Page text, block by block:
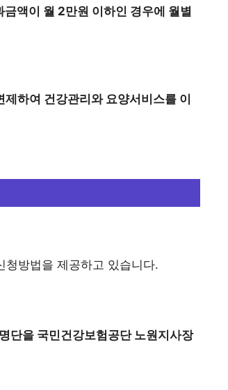
액이 월 2만원 이하인 경우에 월별
하여 건강관리와 요양서비스를 이
청방법을 제공하고 있습니다.
단을 국민건강보험공단 노원지사장